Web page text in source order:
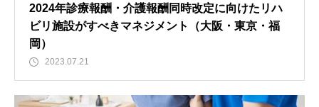
2024年診療報酬・介護報酬同時改定に向けたリハ
ビリ施設がすべきマネジメント（大阪・東京・福
岡）
2023.07.21